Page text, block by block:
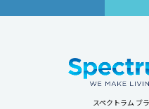
スペクトラム ブ